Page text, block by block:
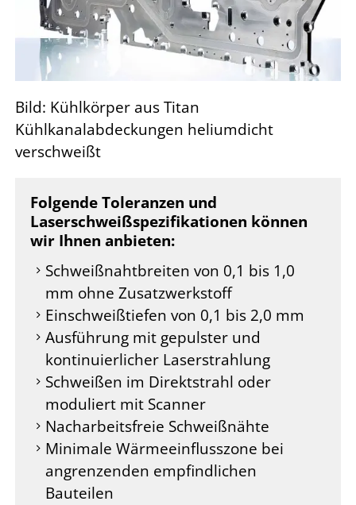
Bild: Kühlkörper ausTitan
Kühlkanalabdeckungen heliumdicht
verschweißt
Folgende Toleranzen und
Laserschweißspezifikationen können
wir Ihnen anbieten:
Schweißnahtbreiten von 0,1 bis 1,0
mm ohne Zusatzwerkstoff
Einschweißtiefen von 0,1 bis 2,0 mm
Ausführung mit gepulster und
kontinuierlicher Laserstrahlung
Schweißen im Direktstrahl oder
moduliert mit Scanner
Nacharbeitsfreie Schweißnähte
Minimale Wärmeeinflusszone bei
angrenzenden empfindlichen
Bauteilen